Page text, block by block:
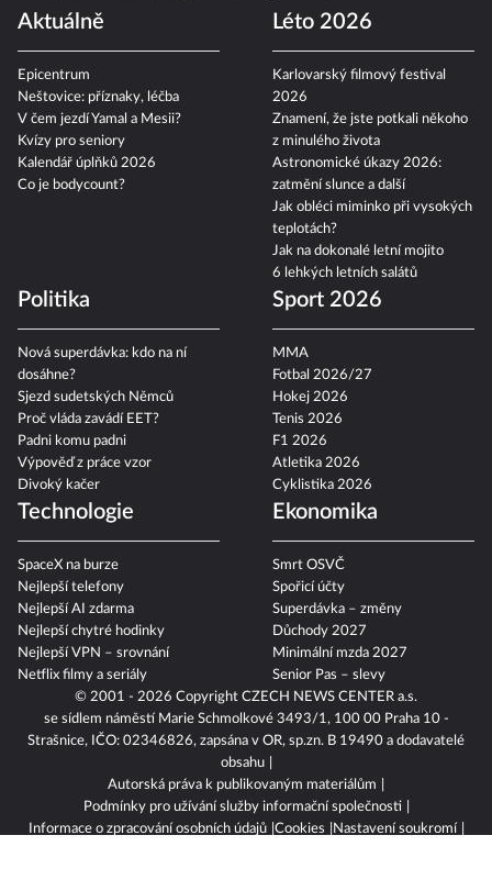
© 2001 - 2026 Copyright CZECH NEWS CENTER a.s.
se sídlem náměstí Marie Schmolkové 3493/1, 100 00 Praha 10 -
Strašnice, IČO: 02346826, zapsána v OR, sp.zn. B 19490 a dodavatelé
obsahu
Autorská práva k publikovaným materiálům
Podmínky pro užívání služby informační společnosti
Informace o zpracování osobních údajů Cookies
Nastavení soukromí
Aktuálně
Epicentrum
Neštovice: příznaky, léčba
V čem jezdí Yamal a Mesii?
Kvízy pro seniory
Kalendář úplňků 2026
Co je bodycount?
Léto 2026
Karlovarský filmový festival
2026
Znamení, že jste potkali někoho
z minulého života
Astronomické úkazy 2026:
zatmění slunce a další
Jak obléci miminko při vysokých
teplotách?
Jak na dokonalé letní mojito
6 lehkých letních salátů
Politika
Nová superdávka: kdo na ní
dosáhne?
Sjezd sudetských Němců
Proč vláda zavádí EET?
Padni komu padni
Výpověď z práce vzor
Divoký kačer
Sport 2026
MMA
Fotbal 2026/27
Hokej 2026
Tenis 2026
F1 2026
Atletika 2026
Cyklistika 2026
Technologie
SpaceX na burze
Nejlepší telefony
Nejlepší AI zdarma
Nejlepší chytré hodinky
Nejlepší VPN – srovnání
Netflix filmy a seriály
Ekonomika
Smrt OSVČ
Spořicí účty
Superdávka – změny
Důchody 2027
Minimální mzda 2027
Senior Pas – slevy